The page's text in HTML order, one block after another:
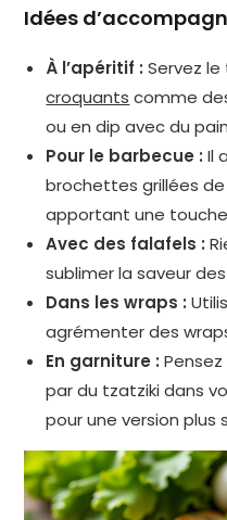
Idées
À l’apéritif : Servez
croquants comme
ou en dip avec du
Pour le barbecue : Il
brochettes grillées
apportant une
Avec des falafels :
sublimer la saveur
Dans les wraps :
agrémenter des
En garniture :
par du tzatziki dans
pour une version plus